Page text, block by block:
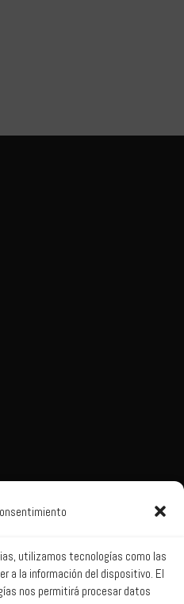
utilizamos tecnologías como las
a la información del dispositivo. El
nos permitirá procesar datos
en:
Información